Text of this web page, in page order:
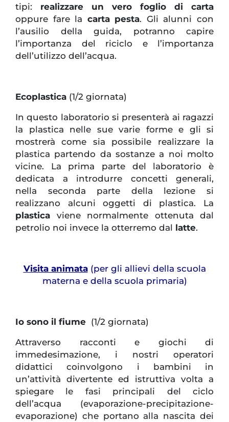
tipi: realizzare un vero foglio di carta
oppure fare la carta pesta. Gli alunni con
l’ausilio della guida, potranno capire
l’importanza del riciclo e l’importanza
dell’utilizzo dell’acqua.
Ecoplastica (1/2 giornata)
In questo laboratorio si presenterà ai ragazzi
la plastica nelle sue varie forme e gli si
mostrerà come sia possibile realizzare la
plastica partendo da sostanze a noi molto
vicine. La prima parte del laboratorio è
dedicata a introdurre concetti generali,
nella seconda parte della lezione si
realizzano alcuni oggetti di plastica. La
plastica viene normalmente ottenuta dal
petrolio noi invece la otterremo dal latte.
Visita animata (per gli allievi della scuola
materna e della scuola primaria)
Io sono il fiume (1/2 giornata)
Attraverso racconti e giochi di
immedesimazione, i nostri operatori
didattici coinvolgono i bambini in
un’attività divertente ed istruttiva volta a
spiegare le fasi principali del ciclo
dell’acqua (evaporazione-precipitazione-
evaporazione) che portano alla nascita dei